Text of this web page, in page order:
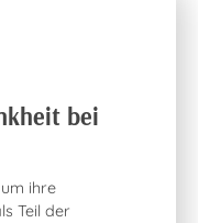
bei
ihre
Teil der